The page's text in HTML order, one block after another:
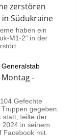
zerstören
in Südukraine
haben ein
M1-2“ in der
-
Gefechte
gegeben.
statt, teilte der
in seinem
mit.